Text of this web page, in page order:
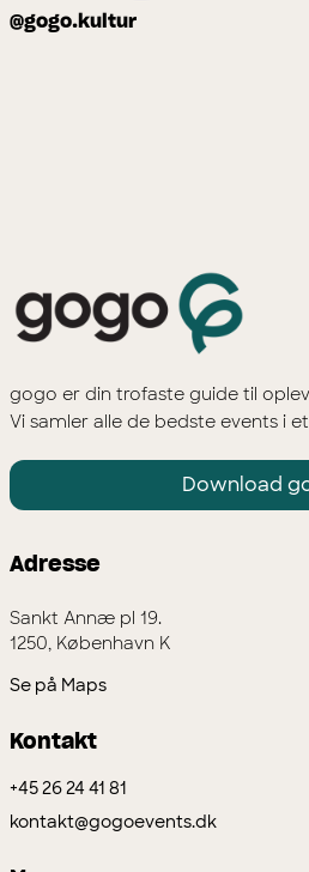
@gogo.kultur
gogo er din trofaste guide til
Vi samler alle de bedste events i
Download
Adresse
Sankt Annæ pl 19.
1250, København K
Se på Maps
Kontakt
+45 26 24 41 81
kontakt@gogoevents.dk